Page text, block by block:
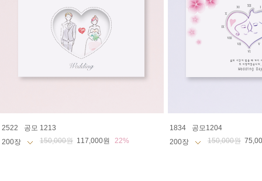
2522
공모 1213
150,000원 117,000원 22%
1834
공모1204
150,000원